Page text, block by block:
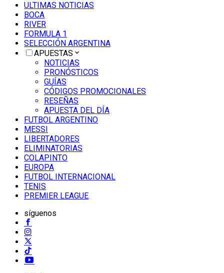
ULTIMAS NOTICIAS
BOCA
RIVER
FORMULA 1
SELECCIÓN ARGENTINA
APUESTAS
NOTICIAS
PRONÓSTICOS
GUÍAS
CÓDIGOS PROMOCIONALES
RESEÑAS
APUESTA DEL DÍA
FUTBOL ARGENTINO
MESSI
LIBERTADORES
ELIMINATORIAS
COLAPINTO
EUROPA
FUTBOL INTERNACIONAL
TENIS
PREMIER LEAGUE
síguenos